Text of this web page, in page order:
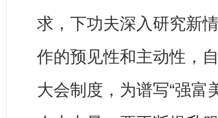
求，下功夫深入研究新
作的预见性和主动性，
大会制度，为谱写“强富